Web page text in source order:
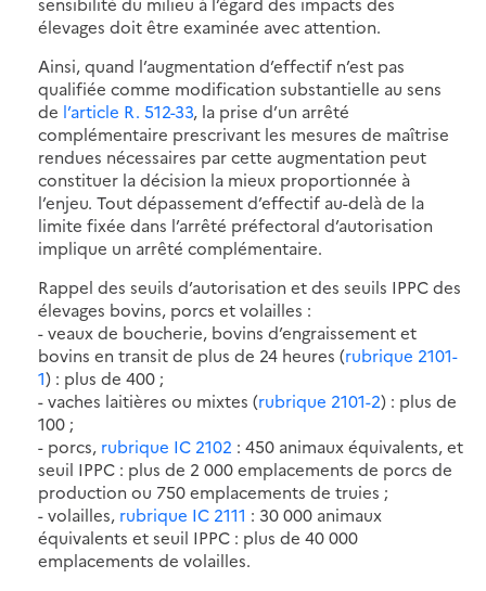
élevages doit être examinée avec attention.
Ainsi, quand l’augmentation d’effectif n’est pas
qualifiée comme modification substantielle au sens
de l’article R. 512-33, la prise d’un arrêté
complémentaire prescrivant les mesures de maîtrise
rendues nécessaires par cette augmentation peut
constituer la décision la mieux proportionnée à
l’enjeu. Tout dépassement d’effectif au-delà de la
limite fixée dans l’arrêté préfectoral d’autorisation
implique un arrêté complémentaire.
Rappel des seuils d’autorisation et des seuils IPPC des
élevages bovins, porcs et volailles :
- veaux de boucherie, bovins d’engraissement et
bovins en transit de plus de 24 heures (rubrique 2101-
1) : plus de 400 ;
- vaches laitières ou mixtes (rubrique 2101-2) : plus de
100 ;
- porcs, rubrique IC 2102 : 450 animaux équivalents, et
seuil IPPC : plus de 2 000 emplacements de porcs de
production ou 750 emplacements de truies ;
- volailles, rubrique IC 2111 : 30 000 animaux
équivalents et seuil IPPC : plus de 40 000
emplacements de volailles.